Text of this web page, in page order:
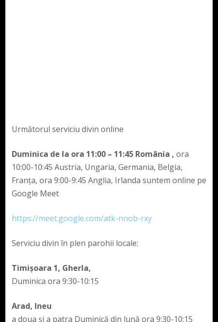
Următorul serviciu divin online
Duminica de la ora 11:00 – 11:45România , ora
10:00-10:45 Austria, Ungaria, Germania, Belgia,
Franța, ora 9:00-9:45 Anglia, Irlanda suntem online pe
Google Meet
https://meet.google.com/atk-nnob-rxy
Serviciu divin în plen parohii locale:
Timișoara 1, Gherla,
Duminica ora 9:30-10:15
Arad, Ineu
a doua și a patra Duminică din lună ora 9:30-10:15